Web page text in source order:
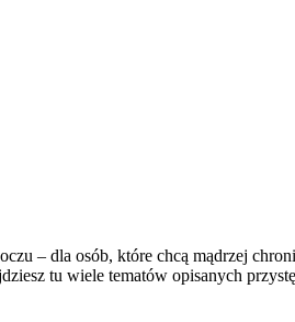
– dla osób, które chcą mądrzej
tu wiele tematów opisanych